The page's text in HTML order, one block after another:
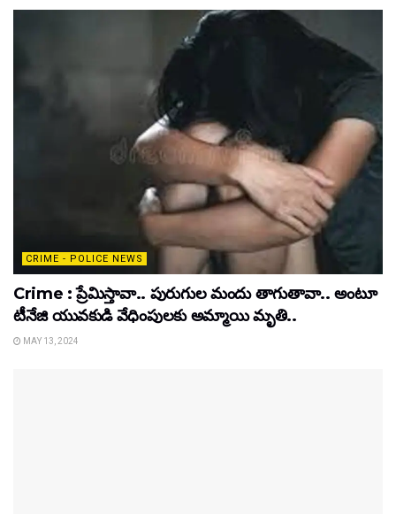
CRIME - POLICE NEWS
Crime : ప్రేమిస్తావా.. పురుగుల మందు తాగుతావా.. అంటూ
టీనేజి యువకుడి వేధింపులకు అమ్మాయి మృతి..
MAY 13, 2024